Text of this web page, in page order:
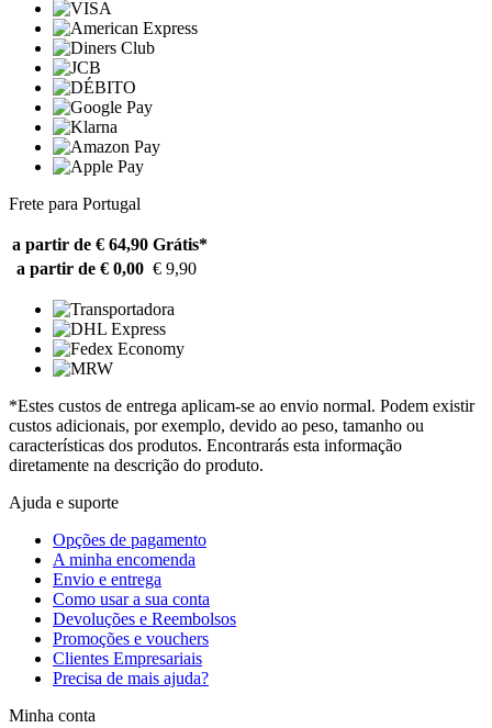
Frete para Portugal
a partir de € 64,90 Grátis*
a partir de € 0,00 € 9,90
*Estes custos de entrega aplicam-se ao envio normal. Podem existir
custos adicionais, por exemplo, devido ao peso, tamanho ou
características dos produtos. Encontrarás esta informação
diretamente na descrição do produto.
Ajuda e suporte
Opções de pagamento
A minha encomenda
Envio e entrega
Como usar a sua conta
Devoluções e Reembolsos
Promoções e vouchers
Clientes Empresariais
Precisa de mais ajuda?
Minha conta